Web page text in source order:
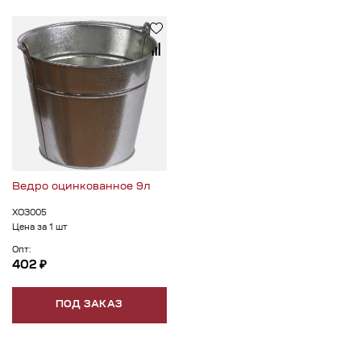
Ведро оцинкованное 9л
ХОЗ005
Цена за 1 шт
Опт:
402 ₽
ПОД ЗАКАЗ